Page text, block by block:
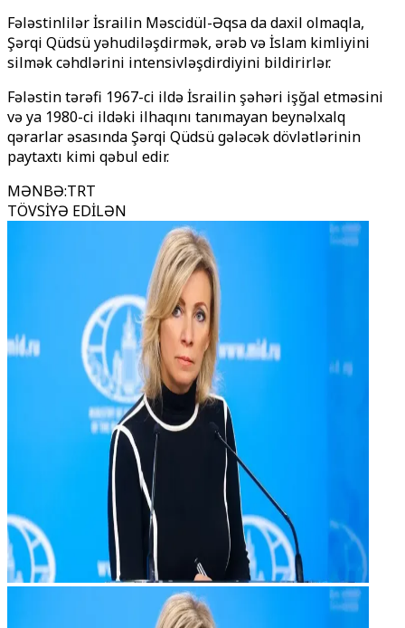
Fələstinlilər İsrailin Məscidül-Əqsa da daxil olmaqla,
Şərqi Qüdsü yəhudiləşdirmək, ərəb və İslam kimliyini
silmək cəhdlərini intensivləşdirdiyini bildirirlər.
Fələstin tərəfi 1967-ci ildə İsrailin şəhəri işğal etməsini
və ya 1980-ci ildəki ilhaqını tanımayan beynəlxalq
qərarlar əsasında Şərqi Qüdsü gələcək dövlətlərinin
paytaxtı kimi qəbul edir.
MƏNBƏ:TRT
TÖVSİYƏ EDİLƏN